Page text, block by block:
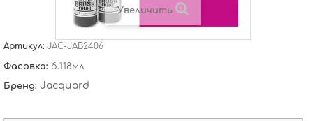
Увеличить
Артикул: JAC-JAB2406
Фасовка: б.118мл
Бренд: Jacquard